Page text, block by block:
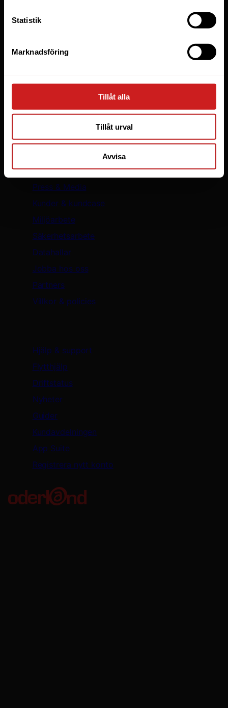
Statistik
Marknadsföring
Tillåt alla
Tillåt urval
Avvisa
WooCommerce
LiteSpeed Webbhotell
Säker WordPress med WP Guardian
Om oss
Press & Media
Kunder & kundcase
Miljöarbete
Säkerhetsarbete
Datahallar
Jobba hos oss
Partners
Villkor & policies
Hjälp & support
Flytthjälp
Driftstatus
Nyheter
Guider
Kundavdelningen
App Suite
Registrera nytt konto